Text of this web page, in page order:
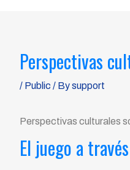
Perspectivas
/ Public / Bysupport
Perspectivas culturales
El juego a
Post
navigation